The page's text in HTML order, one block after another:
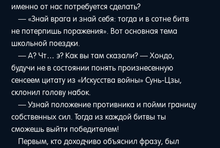
именно от нас потребуется сделать?
— «Знай врага и знай себя: тогда и в сотне битв
не потерпишь поражения». Вот основная тема
школьной поездки.
— А? Чт… э? Как вы там сказали? — Хондо,
будучи не в состоянии понять произнесенную
сенсеем цитату из «Искусства войны» Сунь-Цзы,
склонил голову набок.
— Узнай положение противника и пойми границу
собственных сил. Тогда из каждой битвы ты
сможешь выйти победителем!
Первым, кто доходчиво объяснил фразу, был